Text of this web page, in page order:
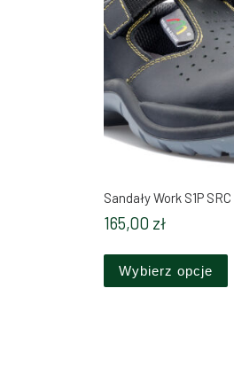
Sandały Work S1P SRC
165,00 zł
Wybierz opcje